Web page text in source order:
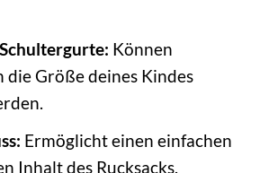
Können
die Größe deines Kindes
Ermöglicht einen einfachen
Inhalt des Rucksacks.